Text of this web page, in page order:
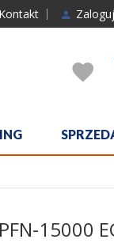
Kontakt
15000